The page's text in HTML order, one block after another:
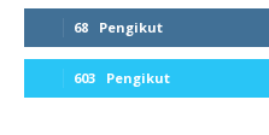
68 Pengikut
603 Pengikut